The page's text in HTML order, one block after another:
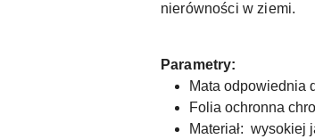
nierówności w ziemi.
Parametry:
Mata odpowiednia
Folia ochronna
Materiał: wysokiej